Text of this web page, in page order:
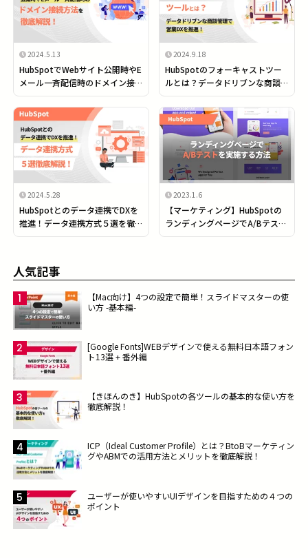
2024.5.13
HubSpotでWebサイト公開時やE
メール一斉配信時のドメイン接続
方法を徹底解説！
2024.9.18
HubSpotのフォーキャストツー
ルとは？データドリブンな商談管
理で営業DXを推進！
2024.5.28
HubSpotとのデータ連携でDXを
推進！データ連携方式５選を徹底
解説！
2023.1.6
【マーケティング】HubSpotの
ランディングページでA/Bテスト
を実施する方法
人気記事
【Mac向け】4つの設定で簡単！スライドマスターの使
い方 -基本編-
[Google Fonts]WEBデザインで使える無料日本語フォン
ト13選 + 番外編
【きほんのき】HubSpotの各ツールの基本的な使い方を
徹底解説！
ICP（Ideal Customer Profile）とは？BtoBマーケティン
グやABMでの活用方法とメリットを徹底解説！
ユーザーが使いやすいUIデザインを目指すための４つの
ポイント